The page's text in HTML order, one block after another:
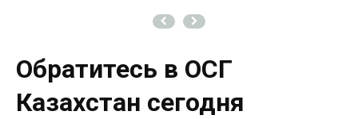
Обратитесь в ОСГ
Казахстан сегодня